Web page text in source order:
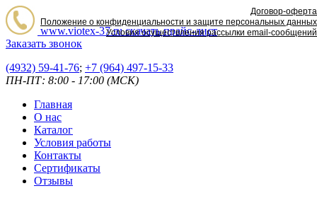
www.viotex-37.ruскачать прайс-лист
Заказать звонок
(4932) 59-41-76; +7 (964) 497-15-33
ПН-ПТ: 8:00 - 17:00 (МСК)
Главная
О нас
Каталог
Условия работы
Контакты
Сертификаты
Отзывы
Договор-оферта
Положение о конфиденциальности и защите персональных данных
Условия осуществления рассылки email-сообщений